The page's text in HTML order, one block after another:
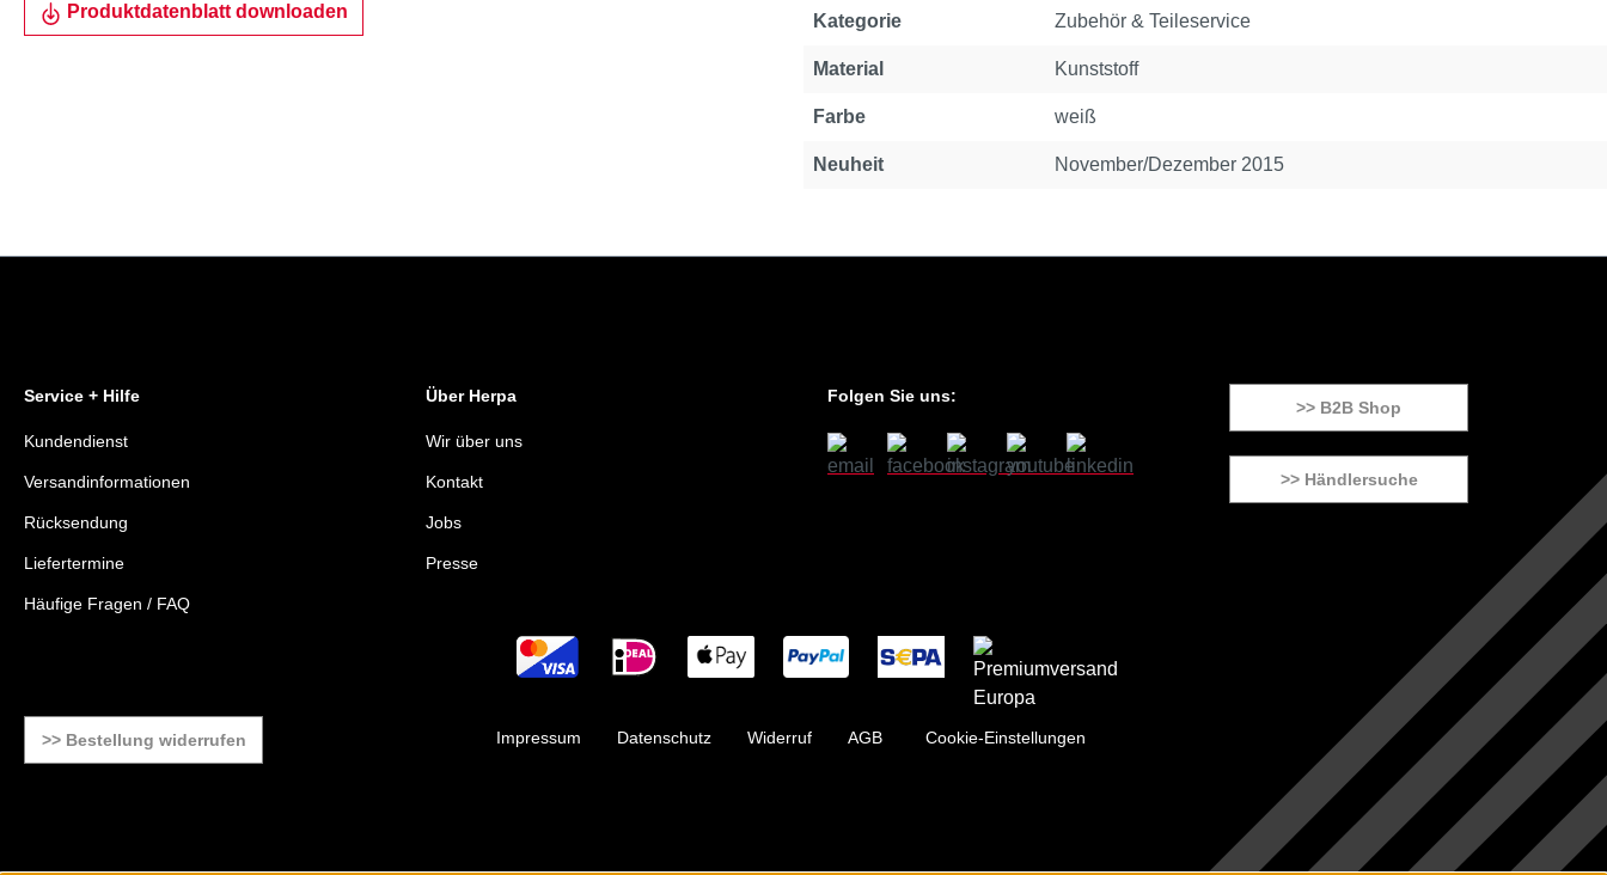
Produktdatenblatt downloaden Kategorie Zubehör & Teileservice
Material Kunststoff
Farbe weiß
Neuheit November/Dezember 2015
Service + Hilfe
Kundendienst
Versandinformationen
Rücksendung
Liefertermine
Häufige Fragen / FAQ
Über Herpa
Wir über uns
Kontakt
Jobs
Presse
Folgen Sie uns:
>> B2B Shop
>> Händlersuche
>> Bestellung widerrufen Impressum Datenschutz Widerruf AGB Cookie-Einstellungen